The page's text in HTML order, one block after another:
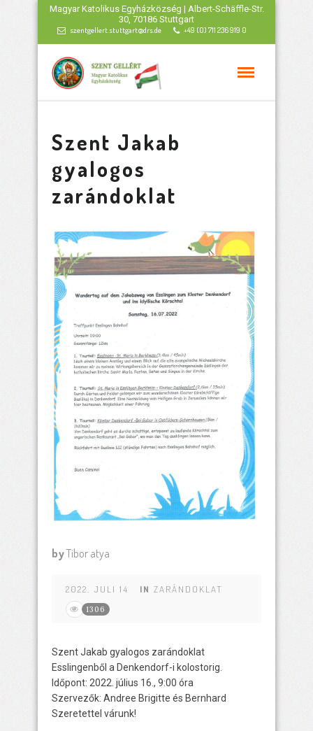
Magyar Katolikus Egyházközség | Albert-Schäffle-Str.
30, 70186 Stuttgart
szentgellert.stuttgart@drs.de +49 (0) 711 236 919 0
Szent Jakab
gyalogos
zarándoklat
byTibor atya
2022. JULI 14 IN ZARÁNDOKLAT
1306
Szent Jakab gyalogos zarándoklat
Esslingenből a Denkendorf-i kolostorig.
Időpont: 2022. július 16., 9:00 óra
Szervezők: Andree Brigitte és Bernhard
Szeretettel várunk!